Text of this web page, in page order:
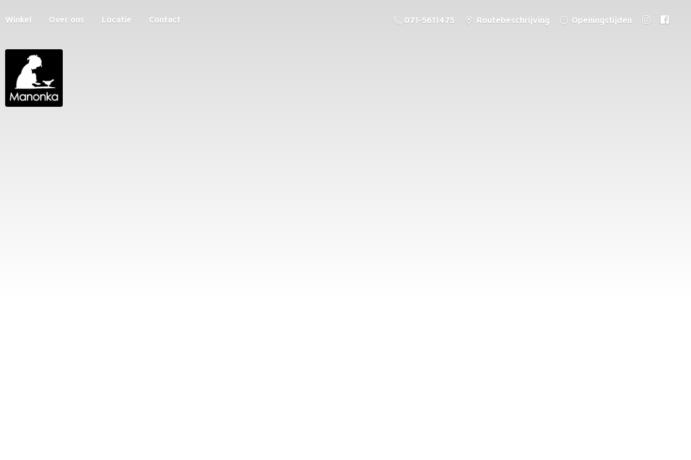
Winkel Over ons Locatie Contact 071-5611475 Routebeschrijving Openingstijden